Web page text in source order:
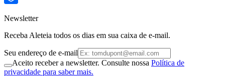
Newsletter
Receba Aleteia todos os dias em sua caixa de e-mail.
Seu endereço de e-mail
Aceito receber a newsletter. Consulte nossa Política de
privacidade para saber mais.